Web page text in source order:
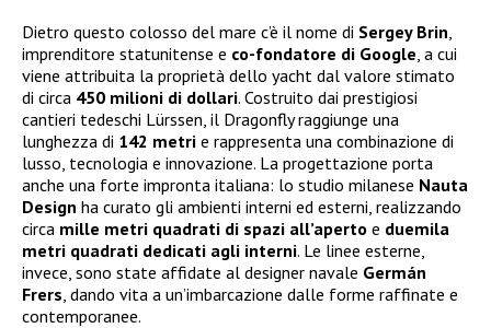
Dietro questo colosso del mare c’è il nome di Sergey Brin
imprenditore statunitense e co-fondatore di Google , a cui
viene attribuita la proprietà dello yacht dal valore stimato
di circa 450 milioni di dollari. Costruito dai prestigiosi
cantieri tedeschi Lürssen, il Dragonfly raggiunge una
lunghezza di 142 metri e rappresenta una combinazione di
lusso, tecnologia e innovazione. La progettazione porta
anche una forte impronta italiana: lo studio milanese Nauta
Design ha curato gli ambienti interni ed esterni, realizzando
circa mille metri quadrati di spazi all’aperto e duemila
metri quadrati dedicati agli interni. Le linee esterne,
invece, sono state affidate al designer navale Germán
Frers , dando vita a un’imbarcazione dalle forme raffinate e
contemporanee.